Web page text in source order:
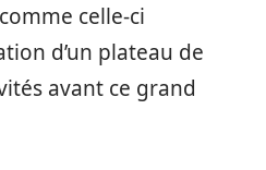
celle-ci
d’un plateau de
avant ce grand